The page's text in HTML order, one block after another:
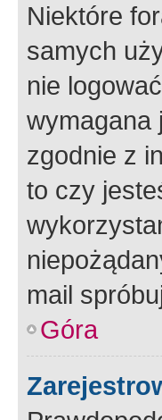
Niektóre
samych
nie
wymagana
zgodnie z
to czy
mail
Góra